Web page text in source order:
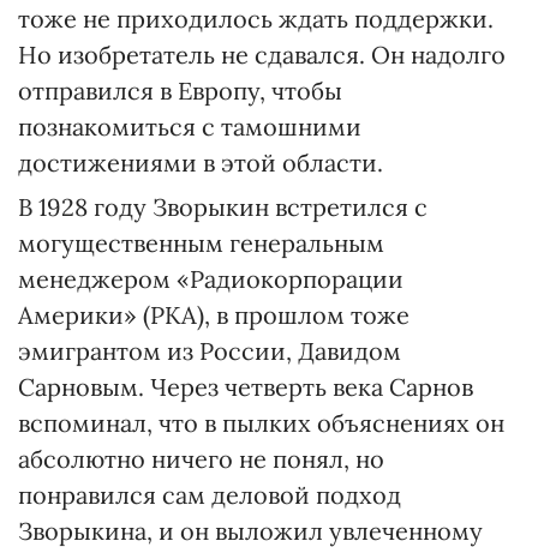
тоже не приходилось ждать поддержки.
Но изобретатель не сдавался. Он надолго
отправился в Европу, чтобы
познакомиться с тамошними
достижениями в этой области.
В 1928 году Зворыкин встретился с
могущественным генеральным
менеджером «Радиокорпорации
Америки» (РКА), в прошлом тоже
эмигрантом из России, Давидом
Сарновым. Через четверть века Сарнов
вспоминал, что в пылких объяснениях он
абсолютно ничего не понял, но
понравился сам деловой подход
Зворыкина, и он выложил увлеченному